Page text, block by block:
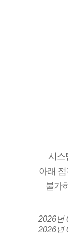
시스
아래
불가
2026년
2026년